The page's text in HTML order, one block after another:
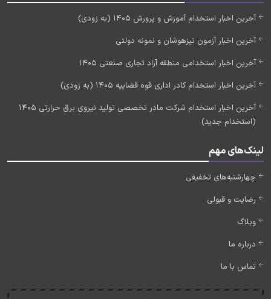
آخرین اخبار استخدام آموزش و پرورش 1405 (به زودی)
آخرین اخبار آزمون تیزهوشان و نمونه دولتی
آخرین اخبار استخدامی منطقه آزاد تجاری صنعتی 1405
آخرین اخبار استخدام کادر اداری قوه قضاییه 1405 (به زودی)
آخرین اخبار استخدام شرکت مادر تخصصی تولید نیروی برق حرارتی 1405
(استخدام جدید)
لینک‌های مهم
چهارشنبه‌های تخفیفی
رضایت و قبولی
وبلاگ
درباره ما
تماس با ما